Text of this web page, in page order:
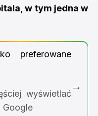
w tym jedna w
preferowane
wyświetlać
Google
→